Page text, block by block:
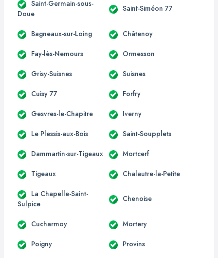
Saint-Germain-sous-
Doue
Saint-Siméon 77
Bagneaux-sur-Loing Châtenoy
Fay-lès-Nemours Ormesson
Grisy-Suisnes Suisnes
Cuisy 77 Forfry
Gesvres-le-Chapitre Iverny
Le Plessis-aux-Bois Saint-Soupplets
Dammartin-sur-Tigeaux Mortcerf
Tigeaux Chalautre-la-Petite
La Chapelle-Saint-
Sulpice
Chenoise
Cucharmoy Mortery
Poigny Provins